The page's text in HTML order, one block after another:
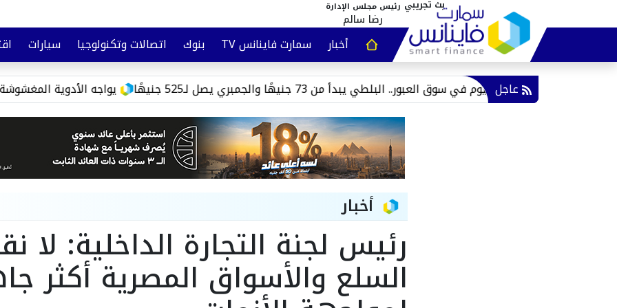
رئيس مجلس الإدارة
رضا سالم
أخبار
سمارت فاينانس TV بنوك اتصالات وتكنولوجيا سيارات
عقارات وتأمين
وعي مالي عاجل رئيس شعبة الأدوية: لا زيادة في الأسعار قريبًا.. وQR Code يواجه الأدوية المغشوشة أسعار الأسماك اليوم في سوق العبور.. البلطي يبدأ من 73 جنيهًا والجمبري يصل لـ525 جنيهًا
أخبار
رئيس لجنة التجارة الداخلية:
السلع والأسواق المصرية أكثر